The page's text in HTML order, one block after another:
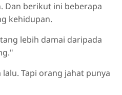
Dan berikut ini beberapa
kehidupan.
lebih damai daripada
Tapi orang jahat punya